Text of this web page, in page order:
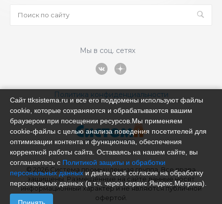
Мы в соц. сетях
Политика конфиденциальности
© 2026 Система промышленная группа, Все права
защищены. Размещённые на сайте данные носят
информационный характер и не являются публичной
офертой.
Сайт ttksistema.ru и все его поддомены используют файлы
cookie, которые сохраняются и обрабатываются вашим
браузером при посещении ресурсов.Мы применяем
cookie‑файлы с целью анализа поведения посетителей для
оптимизации контента и функционала, обеспечения
корректной работы сайта. Оставаясь на нашем сайте, вы
соглашаетесь с Политикой защиты и обработки
персональных данныхи даёте своё согласие на обработку
персональных данных (в т.ч. через сервис Яндекс.Метрика).